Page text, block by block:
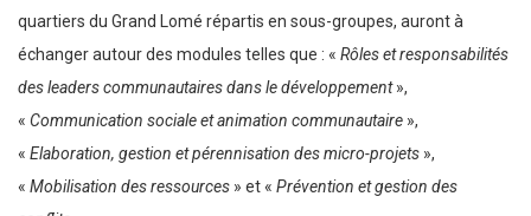
quartiers du Grand Lomé répartis en sous-groupes, auront à
échanger autour des modules telles que : « Rôles et responsabilités
des leaders communautaires dans le développement»,
« Communication sociale et animation communautaire »,
« Elaboration, gestion et pérennisation des micro-projets »,
« Mobilisation des ressources » et « Prévention et gestion des